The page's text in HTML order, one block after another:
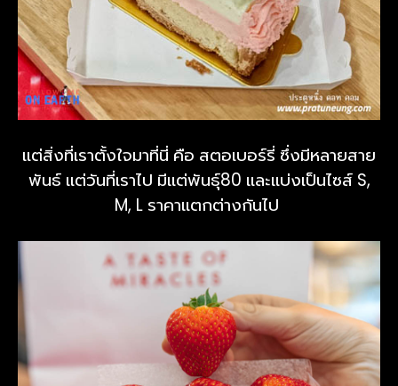
แต่สิ่งที่เราตั้งใจมาที่นี่ คือ สตอเบอร์รี่ ซึ่งมีหลายสาย
พันธ์ แต่วันที่เราไป มีแต่พันธุ์80 และแบ่งเป็นไซส์ S,
M, L ราคาแตกต่างกันไป